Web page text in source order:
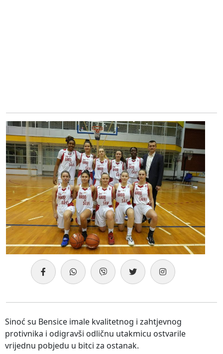
Sinoć su Bensice imale kvalitetnog i zahtjevnog
protivnika i odigravši odličnu utakmicu ostvarile
vrijednu pobjedu u bitci za ostanak.